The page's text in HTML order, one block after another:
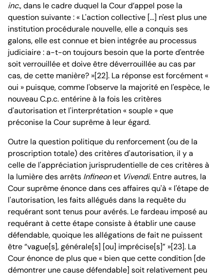
inc., dans le cadre duquel la Cour d’appel pose la
question suivante : « L'action collective [...] n'est plus une
institution procédurale nouvelle, elle a conquis ses
galons, elle est connue et bien intégrée au processus
judiciaire : a-t-on toujours besoin que la porte d'entrée
soit verrouillée et doive être déverrouillée au cas par
cas, de cette manière? »[22]. La réponse est forcément «
oui » puisque, comme l'observe la majorité en l'espèce, le
nouveau C.p.c. entérine à la fois les critères
d'autorisation et l'interprétation « souple » que
préconise la Cour suprême à leur égard.
Outre la question politique du renforcement (ou de la
proscription totale) des critères d'autorisation, il y a
celle de l'appréciation jurisprudentielle de ces critères à
la lumière des arrêts Infineonet Vivendi. Entre autres, la
Cour suprême énonce dans ces affaires qu'à « l'étape de
l'autorisation, les faits allégués dans la requête du
requérant sont tenus pour avérés. Le fardeau imposé au
requérant à cette étape consiste à établir une cause
défendable, quoique les allégations de fait ne puissent
être “vague[s], générale[s] [ou] imprécise[s]” »[23]. La
Cour énonce de plus que « bien que cette condition [de
démontrer une cause défendable] soit relativement peu